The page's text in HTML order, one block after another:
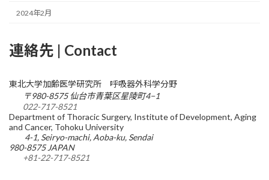
2024年2月
連絡先 | Contact
東北大学加齢医学研究所 呼吸器外科学分野
〒980-8575 仙台市青葉区星陵町4−1
022-717-8521
Department of Thoracic Surgery, Institute of Development, Aging
and Cancer, Tohoku University
4-1, Seiryo-machi, Aoba-ku, Sendai
980-8575 JAPAN
+81-22-717-8521